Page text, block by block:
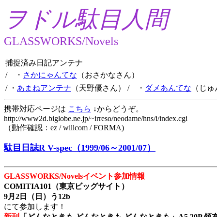
ヲドル駄目人間
GLASSWORKS/Novels
捕捉済み日記アンテナ
/ ・ さかにゃんてな （おさかなさん）
/ ・ あまねアンテナ （天野優さん） / ・ ダメあんてな （じ
携帯対応ページは こちら ↓からどうぞ。
http://www2d.biglobe.ne.jp/~irreso/neodame/hns/i/index.cgi
（動作確認：ez / willcom / FORMA)
駄目日誌R V-spec（1999/06～2001/07）
GLASSWORKS/Novelsイベント参加情報
COMITIA101（東京ビッグサイト）
9月2日（日）う12b
にて参加します！